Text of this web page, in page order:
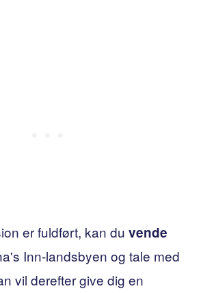
er fuldført, kan du vende
Inn-landsbyen og tale med
vil derefter give dig en